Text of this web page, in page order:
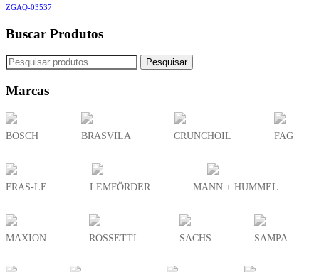
ZGAQ-03537
Buscar Produtos
Pesquisar
Marcas
BOSCH BRASVILA CRUNCHOIL FAG
FRAS-LE LEMFÖRDER MANN + HUMMEL
MAXION ROSSETTI SACHS SAMPA